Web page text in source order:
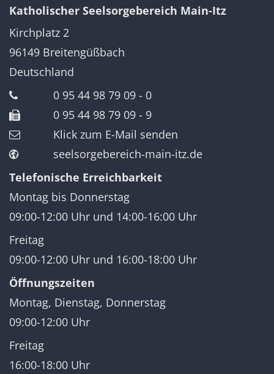
Katholischer Seelsorgebereich Main-Itz
Kirchplatz 2
96149 Breitengüßbach
Deutschland
0 95 44 98 79 09 - 0
0 95 44 98 79 09 - 9
Klick zum E-Mail senden
seelsorgebereich-main-itz.de
Telefonische Erreichbarkeit
Montag bis Donnerstag
09:00-12:00 Uhr und 14:00-16:00 Uhr
Freitag
09:00-12:00 Uhr und 16:00-18:00 Uhr
Öffnungszeiten
Montag, Dienstag, Donnerstag
09:00-12:00 Uhr
Freitag
16:00-18:00 Uhr